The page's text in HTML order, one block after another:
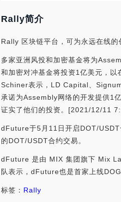
Rally简介
Rally 区块链平台，可为永远在线
多家亚洲风投和加密基金将为
和加密对冲基金将投资1亿美元，
Schiner表示，LD Capital、
承诺为Assembly网络的开发提供1
证实了他们的投资。[2021/12/11
dFuture于5月11日开启DOT/
的DOT/USDT合约交易。
dFuture 是由 MIX 集团旗下 Mix
队表示，dFuture也是首家上线
标签： Rally